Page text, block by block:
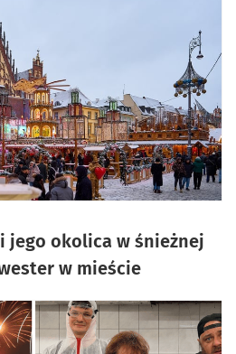
jego okolica w śnieżnej
w mieście